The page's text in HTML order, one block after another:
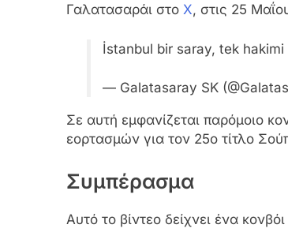
Γαλατασαράι στο X, στις 25
İstanbul bir saray, tek
— Galatasaray SK
Σε αυτή εμφανίζεται παρόμοιο
εορτασμών για τον 25ο τίτλο
Συμπέρασμα
Αυτό το βίντεο δείχνει ένα